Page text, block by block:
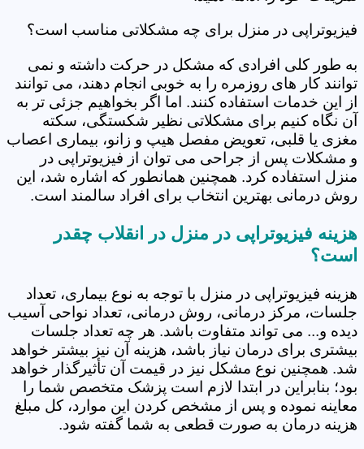
فیزیوتراپی در منزل برای چه مشکلاتی مناسب است؟
به طور کلی افرادی که مشکل در حرکت داشته و نمی
توانند کار های روزمره را به خوبی انجام دهند، می توانند
از این خدمات استفاده کنند. اما اگر بخواهیم جزئی تر به
آن نگاه کنیم برای مشکلاتی نظیر شکستگی، سکته
مغزی یا قلبی، تعویض مفصل هیپ و زانو، بیماری اعصاب
و مشکلات پس از جراحی می توان از فیزیوتراپی در
منزل استفاده کرد. همچنین همانطور که اشاره شد، این
روش درمانی بهترین انتخاب برای افراد سالمند است.
هزینه فیزیوتراپی در منزل در انقلاب چقدر
است؟
هزینه فیزیوتراپی در منزل با توجه به نوع بیماری، تعداد
جلسات، مرکز درمانی، روش درمانی، تعداد نواحی آسیب
دیده و... می تواند متفاوت باشد. هر چه تعداد جلسات
بیشتری برای درمان نیاز باشد، هزینه آن نیز بیشتر خواهد
شد. همچنین نوع مشکل نیز در قیمت آن تأثیرگذار خواهد
بود؛ بنابراین در ابتدا لازم است پزشک متخصص شما را
معاینه نموده و پس از مشخص کردن این موارد، کل مبلغ
هزینه درمان به صورت قطعی به شما گفته شود.